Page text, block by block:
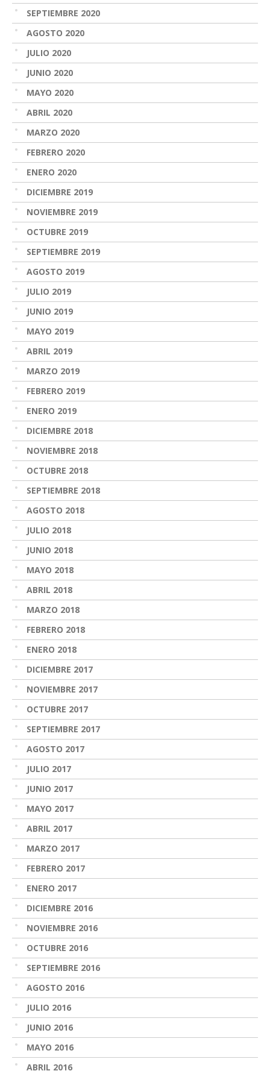
SEPTIEMBRE 2020
AGOSTO 2020
JULIO 2020
JUNIO 2020
MAYO 2020
ABRIL 2020
MARZO 2020
FEBRERO 2020
ENERO 2020
DICIEMBRE 2019
NOVIEMBRE 2019
OCTUBRE 2019
SEPTIEMBRE 2019
AGOSTO 2019
JULIO 2019
JUNIO 2019
MAYO 2019
ABRIL 2019
MARZO 2019
FEBRERO 2019
ENERO 2019
DICIEMBRE 2018
NOVIEMBRE 2018
OCTUBRE 2018
SEPTIEMBRE 2018
AGOSTO 2018
JULIO 2018
JUNIO 2018
MAYO 2018
ABRIL 2018
MARZO 2018
FEBRERO 2018
ENERO 2018
DICIEMBRE 2017
NOVIEMBRE 2017
OCTUBRE 2017
SEPTIEMBRE 2017
AGOSTO 2017
JULIO 2017
JUNIO 2017
MAYO 2017
ABRIL 2017
MARZO 2017
FEBRERO 2017
ENERO 2017
DICIEMBRE 2016
NOVIEMBRE 2016
OCTUBRE 2016
SEPTIEMBRE 2016
AGOSTO 2016
JULIO 2016
JUNIO 2016
MAYO 2016
ABRIL 2016